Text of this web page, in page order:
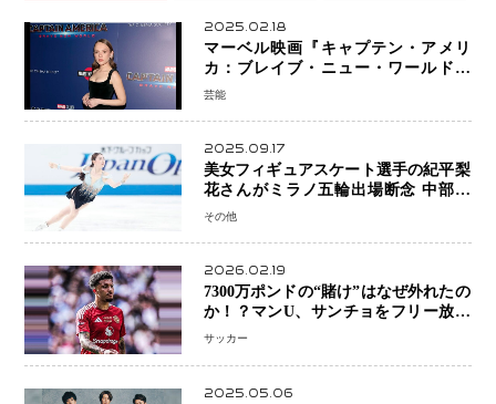
2025.02.18
マーベル映画『キャプテン・アメリ
カ：ブレイブ・ニュー・ワールド』
新ブラック・ウィドウ役のシラ・ハー
芸能
2025.09.17
美女フィギュアスケート選手の紀平梨
花さんがミラノ五輪出場断念 中部選
手権欠場を発表「安全最優先の判断」
その他
2026.02.19
7300万ポンドの“賭け”はなぜ外れたの
か！？マンU、サンチョをフリー放出
へ・・・補強戦略の転換点に
サッカー
2025.05.06